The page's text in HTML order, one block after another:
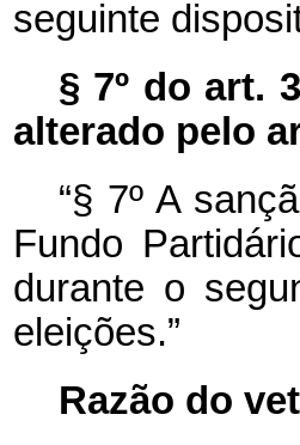
seguinte
§ 7º do art.
alterado pelo
“§ 7º A
Fundo
durante o
eleições.”
Razão do